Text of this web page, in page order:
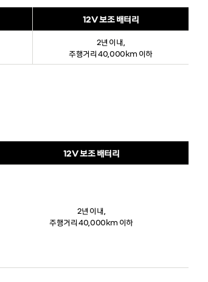
12V 보조 배터리
2년 이내,
주행거리 40,000km 이하
12V 보조 배터리
2년 이내,
주행거리 40,000km 이하